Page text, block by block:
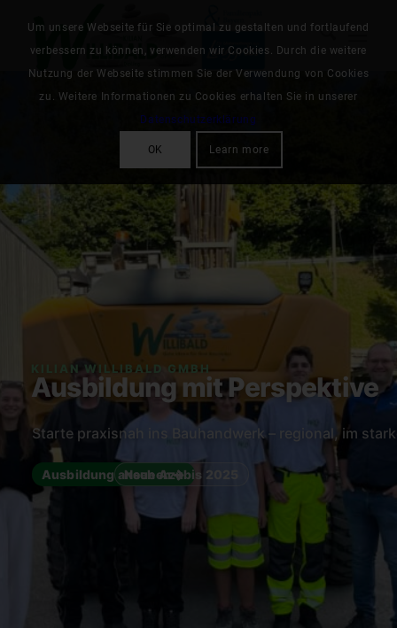
KILIAN WILLIBALD GMBH
Ausbildung mit Perspektive
Starte praxisnah ins Bauhandwerk – regional, im
Ausbildung ansehenNeue Azubis 2025
Um unsere Webseite für Sie optimal zu gestalten und fortlaufend
verbessern zu können, verwenden wir Cookies. Durch die weitere
Nutzung der Webseite stimmen Sie der Verwendung von Cookies
zu. Weitere Informationen zu Cookies erhalten Sie in unserer
Datenschutzerklärung
OK Learn more